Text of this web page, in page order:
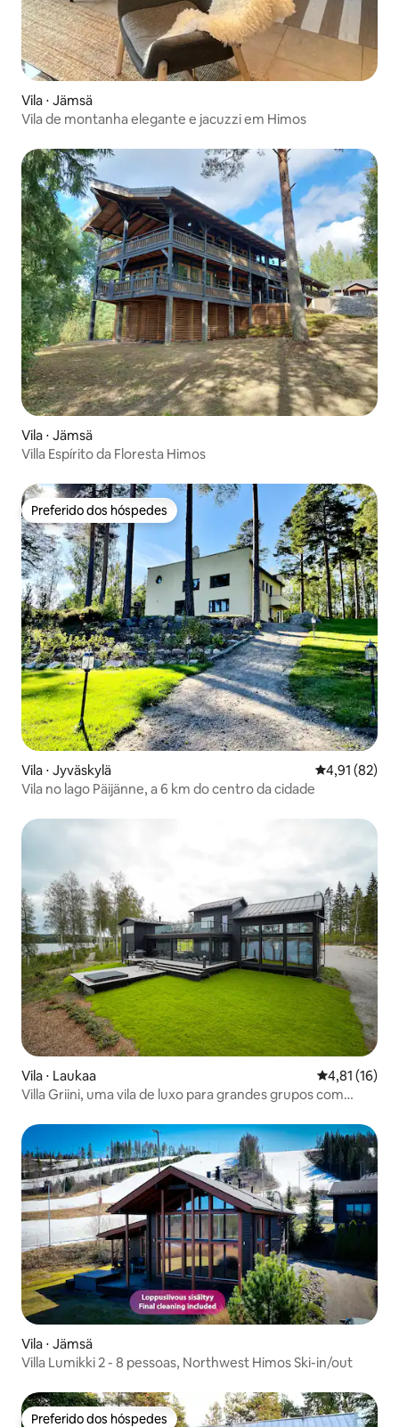
Vila ⋅ Jämsä
Vila de montanha elegante e jacuzzi em Himos
Vila ⋅ Jämsä
Villa Espírito da Floresta Himos
Preferido dos hóspedes
Preferido dos hóspedes
Vila ⋅ Jyväskylä 4,91 de uma
4,91 (82)
Vila no lago Päijänne, a 6 km do centro da cidade
Vila ⋅ Laukaa 4,81 de uma
4,81 (16)
Villa Griini, uma vila de luxo para grandes grupos com
porukalle.
Vila ⋅ Jämsä
Villa Lumikki 2 - 8 pessoas, Northwest Himos Ski-in/out
Preferido dos hóspedes